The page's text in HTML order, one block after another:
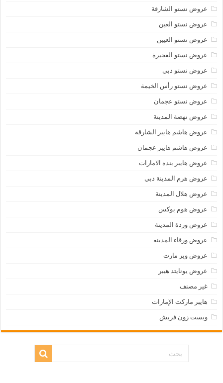
عروض نستو الشارقة
عروض نستو العين
عروض نستو العيين
عروض نستو الفجيرة
عروض نستو دبي
عروض نستو رأس الخيمة
عروض نستو عجمان
عروض نهضة المدينة
عروض هاشم هايبر الشارقة
عروض هاشم هايبر عجمان
عروض هايبر بنده الامارات
عروض هرم المدينة دبي
عروض هلال المدينة
عروض هوم بوكس
عروض وردة المدينة
عروض ورقاء المدينة
عروض وير مارت
عروض يونايتد هيبر
غير مصنف
هايبر ماركت الإمارات
ويست زون فريش